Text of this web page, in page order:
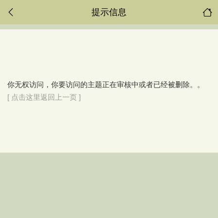
提示信息
你无权访问，你要访问的主题正在审核中或者已经被删除。。
[ 点击这里返回上一页 ]